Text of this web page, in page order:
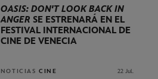
OASIS: DON'T LOOK BACK IN
ANGER SE ESTRENARÁ EN EL
FESTIVAL INTERNACIONAL DE
CINE DE VENECIA
NOTICIAS CINE 22 Jul.